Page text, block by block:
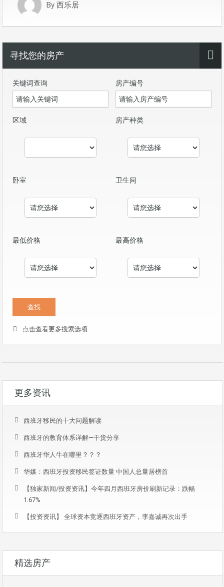
By 西乐居
寻找您的房产
关键词查询 房产编号
区域 房产种类
卧室 卫生间
最低价格 最高价格
点击查看更多搜索选项
更多资讯
西班牙移民的十大问题解读
西班牙的教育体系详解—干货分享
西班牙华人牛在哪里？？？
华媒：西班牙投资移民签证数量 中国人总量居榜首
【独家新闻/投资资讯】今年四月西班牙房价刷新记录：跌幅
1.67%
【投资资讯】 全球资本竞逐西班牙资产，李嘉诚再次出手
精选房产